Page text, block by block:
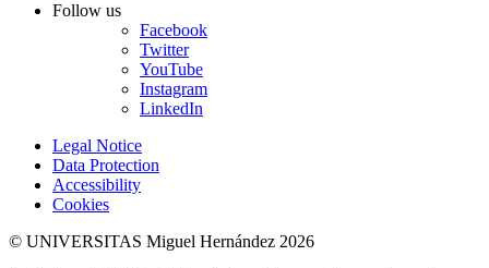
Follow us
Facebook
Twitter
YouTube
Instagram
LinkedIn
Legal Notice
Data Protection
Accessibility
Cookies
© UNIVERSITAS Miguel Hernández 2026